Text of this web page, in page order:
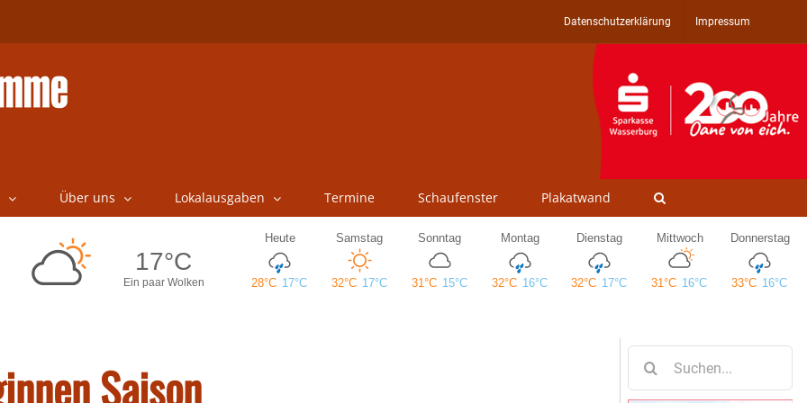
Datenschutzerklärung Impressum
Über uns Lokalausgaben Termine Schaufenster Plakatwand
Saison
nach: